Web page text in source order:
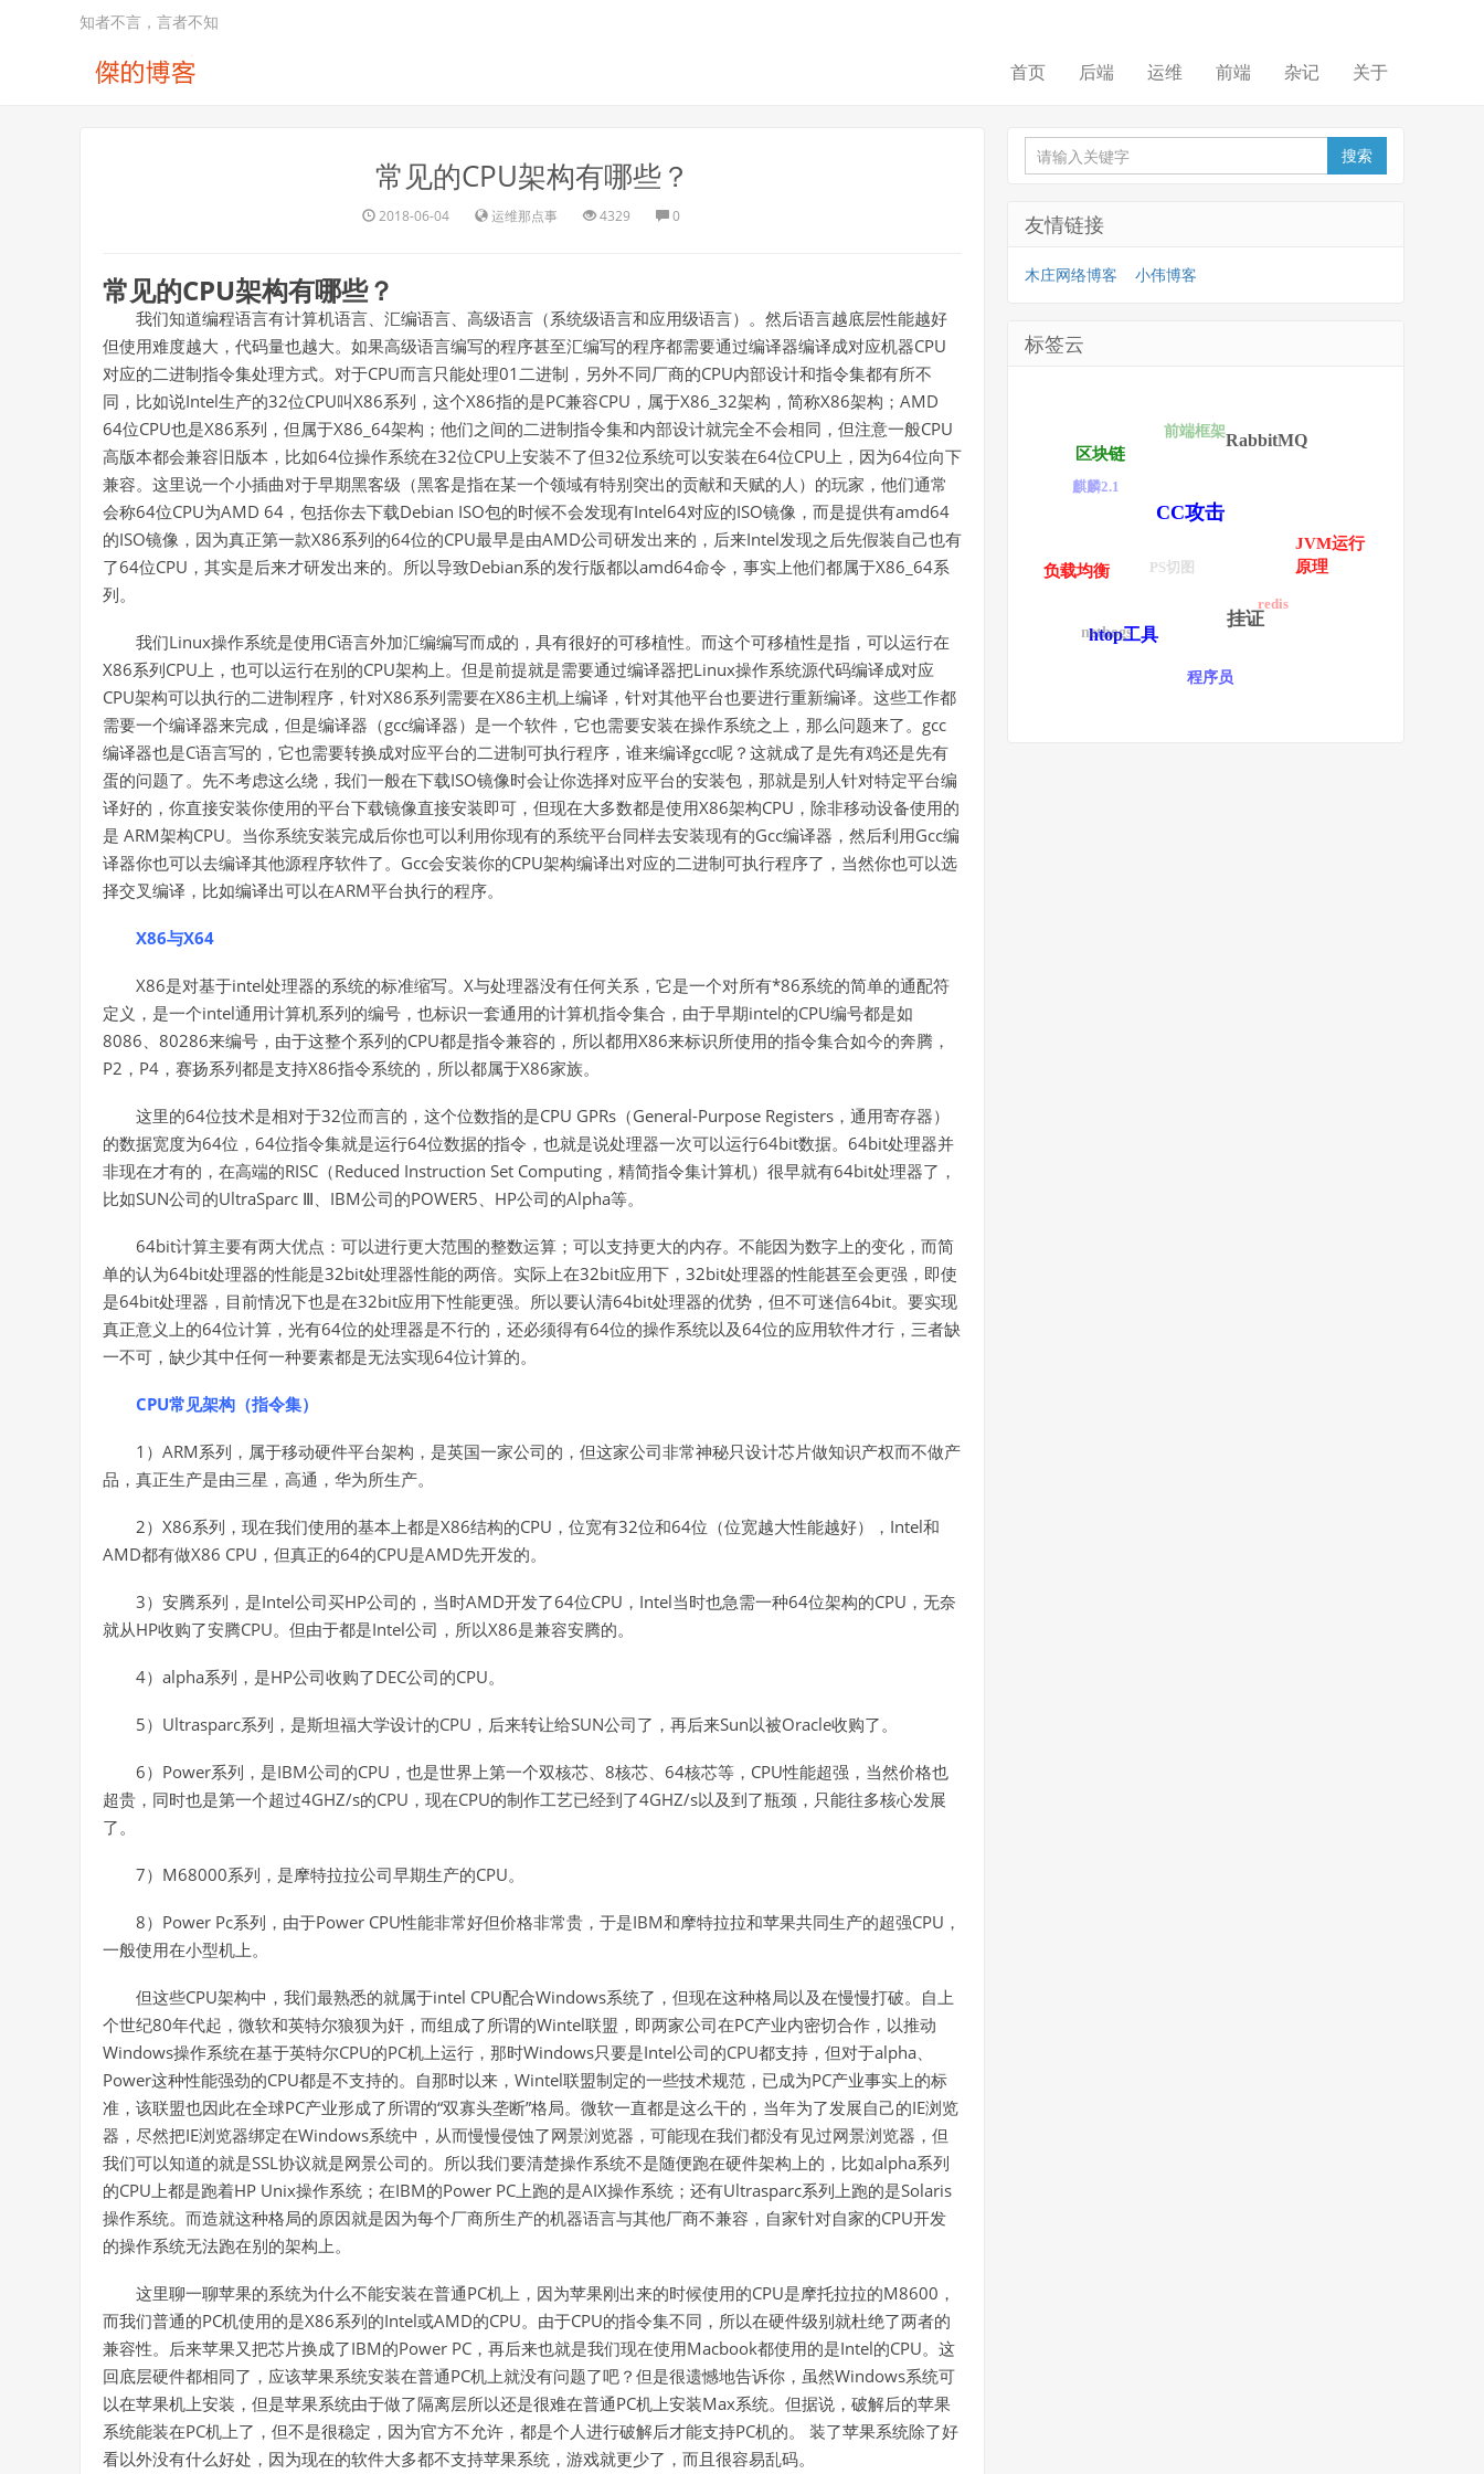
知者不言，言者不知
首页 后端 运维 前端 杂记 关于
常见的CPU架构有哪些？
2018-06-04 运维那点事 4329 0
常见的CPU架构有哪些？
我们知道编程语言有计算机语言、汇编语言、高级语言（系统级语言和应用级语言）。然后语言越底层性能越好
但使用难度越大，代码量也越大。如果高级语言编写的程序甚至汇编写的程序都需要通过编译器编译成对应机器CPU
对应的二进制指令集处理方式。对于CPU而言只能处理01二进制，另外不同厂商的CPU内部设计和指令集都有所不
同，比如说Intel生产的32位CPU叫X86系列，这个X86指的是PC兼容CPU，属于X86_32架构，简称X86架构；AMD
64位CPU也是X86系列，但属于X86_64架构；他们之间的二进制指令集和内部设计就完全不会相同，但注意一般CPU
高版本都会兼容旧版本，比如64位操作系统在32位CPU上安装不了但32位系统可以安装在64位CPU上，因为64位向下
兼容。这里说一个小插曲对于早期黑客级（黑客是指在某一个领域有特别突出的贡献和天赋的人）的玩家，他们通常
会称64位CPU为AMD 64，包括你去下载Debian ISO包的时候不会发现有Intel64对应的ISO镜像，而是提供有amd64
的ISO镜像，因为真正第一款X86系列的64位的CPU最早是由AMD公司研发出来的，后来Intel发现之后先假装自己也有
了64位CPU，其实是后来才研发出来的。所以导致Debian系的发行版都以amd64命令，事实上他们都属于X86_64系
列。
我们Linux操作系统是使用C语言外加汇编编写而成的，具有很好的可移植性。而这个可移植性是指，可以运行在
X86系列CPU上，也可以运行在别的CPU架构上。但是前提就是需要通过编译器把Linux操作系统源代码编译成对应
CPU架构可以执行的二进制程序，针对X86系列需要在X86主机上编译，针对其他平台也要进行重新编译。这些工作都
需要一个编译器来完成，但是编译器（gcc编译器）是一个软件，它也需要安装在操作系统之上，那么问题来了。gcc
编译器也是C语言写的，它也需要转换成对应平台的二进制可执行程序，谁来编译gcc呢？这就成了是先有鸡还是先有
蛋的问题了。先不考虑这么绕，我们一般在下载ISO镜像时会让你选择对应平台的安装包，那就是别人针对特定平台编
译好的，你直接安装你使用的平台下载镜像直接安装即可，但现在大多数都是使用X86架构CPU，除非移动设备使用的
是 ARM架构CPU。当你系统安装完成后你也可以利用你现有的系统平台同样去安装现有的Gcc编译器，然后利用Gcc编
译器你也可以去编译其他源程序软件了。Gcc会安装你的CPU架构编译出对应的二进制可执行程序了，当然你也可以选
择交叉编译，比如编译出可以在ARM平台执行的程序。
X86与X64
X86是对基于intel处理器的系统的标准缩写。X与处理器没有任何关系，它是一个对所有*86系统的简单的通配符
定义，是一个intel通用计算机系列的编号，也标识一套通用的计算机指令集合，由于早期intel的CPU编号都是如
8086、80286来编号，由于这整个系列的CPU都是指令兼容的，所以都用X86来标识所使用的指令集合如今的奔腾，
P2，P4，赛扬系列都是支持X86指令系统的，所以都属于X86家族。
这里的64位技术是相对于32位而言的，这个位数指的是CPU GPRs（General-Purpose Registers，通用寄存器）
的数据宽度为64位，64位指令集就是运行64位数据的指令，也就是说处理器一次可以运行64bit数据。64bit处理器并
非现在才有的，在高端的RISC（Reduced Instruction Set Computing，精简指令集计算机）很早就有64bit处理器了，
比如SUN公司的UltraSparc Ⅲ、IBM公司的POWER5、HP公司的Alpha等。
64bit计算主要有两大优点：可以进行更大范围的整数运算；可以支持更大的内存。不能因为数字上的变化，而简
单的认为64bit处理器的性能是32bit处理器性能的两倍。实际上在32bit应用下，32bit处理器的性能甚至会更强，即使
是64bit处理器，目前情况下也是在32bit应用下性能更强。所以要认清64bit处理器的优势，但不可迷信64bit。要实现
真正意义上的64位计算，光有64位的处理器是不行的，还必须得有64位的操作系统以及64位的应用软件才行，三者缺
一不可，缺少其中任何一种要素都是无法实现64位计算的。
CPU常见架构（指令集）
1）ARM系列，属于移动硬件平台架构，是英国一家公司的，但这家公司非常神秘只设计芯片做知识产权而不做产
品，真正生产是由三星，高通，华为所生产。
2）X86系列，现在我们使用的基本上都是X86结构的CPU，位宽有32位和64位（位宽越大性能越好），Intel和
AMD都有做X86 CPU，但真正的64的CPU是AMD先开发的。
3）安腾系列，是Intel公司买HP公司的，当时AMD开发了64位CPU，Intel当时也急需一种64位架构的CPU，无奈
就从HP收购了安腾CPU。但由于都是Intel公司，所以X86是兼容安腾的。
4）alpha系列，是HP公司收购了DEC公司的CPU。
5）Ultrasparc系列，是斯坦福大学设计的CPU，后来转让给SUN公司了，再后来Sun以被Oracle收购了。
6）Power系列，是IBM公司的CPU，也是世界上第一个双核芯、8核芯、64核芯等，CPU性能超强，当然价格也
超贵，同时也是第一个超过4GHZ/s的CPU，现在CPU的制作工艺已经到了4GHZ/s以及到了瓶颈，只能往多核心发展
了。
7）M68000系列，是摩特拉拉公司早期生产的CPU。
8）Power Pc系列，由于Power CPU性能非常好但价格非常贵，于是IBM和摩特拉拉和苹果共同生产的超强CPU，
一般使用在小型机上。
但这些CPU架构中，我们最熟悉的就属于intel CPU配合Windows系统了，但现在这种格局以及在慢慢打破。自上
个世纪80年代起，微软和英特尔狼狈为奸，而组成了所谓的Wintel联盟，即两家公司在PC产业内密切合作，以推动
Windows操作系统在基于英特尔CPU的PC机上运行，那时Windows只要是Intel公司的CPU都支持，但对于alpha、
Power这种性能强劲的CPU都是不支持的。自那时以来，Wintel联盟制定的一些技术规范，已成为PC产业事实上的标
准，该联盟也因此在全球PC产业形成了所谓的“双寡头垄断”格局。微软一直都是这么干的，当年为了发展自己的IE浏览
器，尽然把IE浏览器绑定在Windows系统中，从而慢慢侵蚀了网景浏览器，可能现在我们都没有见过网景浏览器，但
我们可以知道的就是SSL协议就是网景公司的。所以我们要清楚操作系统不是随便跑在硬件架构上的，比如alpha系列
的CPU上都是跑着HP Unix操作系统；在IBM的Power PC上跑的是AIX操作系统；还有Ultrasparc系列上跑的是Solaris
操作系统。而造就这种格局的原因就是因为每个厂商所生产的机器语言与其他厂商不兼容，自家针对自家的CPU开发
的操作系统无法跑在别的架构上。
这里聊一聊苹果的系统为什么不能安装在普通PC机上，因为苹果刚出来的时候使用的CPU是摩托拉拉的M8600，
而我们普通的PC机使用的是X86系列的Intel或AMD的CPU。由于CPU的指令集不同，所以在硬件级别就杜绝了两者的
兼容性。后来苹果又把芯片换成了IBM的Power PC，再后来也就是我们现在使用Macbook都使用的是Intel的CPU。这
回底层硬件都相同了，应该苹果系统安装在普通PC机上就没有问题了吧？但是很遗憾地告诉你，虽然Windows系统可
以在苹果机上安装，但是苹果系统由于做了隔离层所以还是很难在普通PC机上安装Max系统。但据说，破解后的苹果
系统能装在PC机上了，但不是很稳定，因为官方不允许，都是个人进行破解后才能支持PC机的。 装了苹果系统除了好
看以外没有什么好处，因为现在的软件大多都不支持苹果系统，游戏就更少了，而且很容易乱码。
友情链接
木庄网络博客 小伟博客
标签云
redis
PS切图
麒麟2.1
区块链
挂证
nethogs
htop工具
前端框架RabbitMQ
负载均衡
程序员
CC攻击
JVM运行
原理